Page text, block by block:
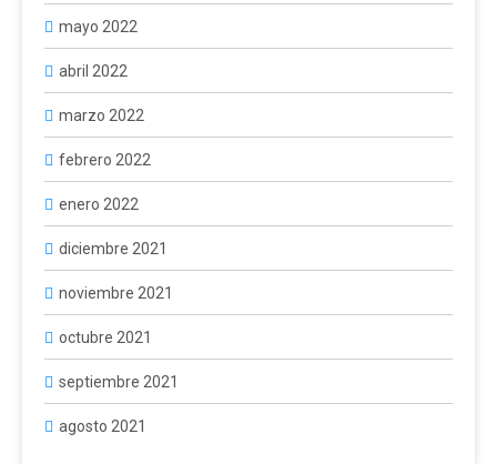
mayo 2022
abril 2022
marzo 2022
febrero 2022
enero 2022
diciembre 2021
noviembre 2021
octubre 2021
septiembre 2021
agosto 2021